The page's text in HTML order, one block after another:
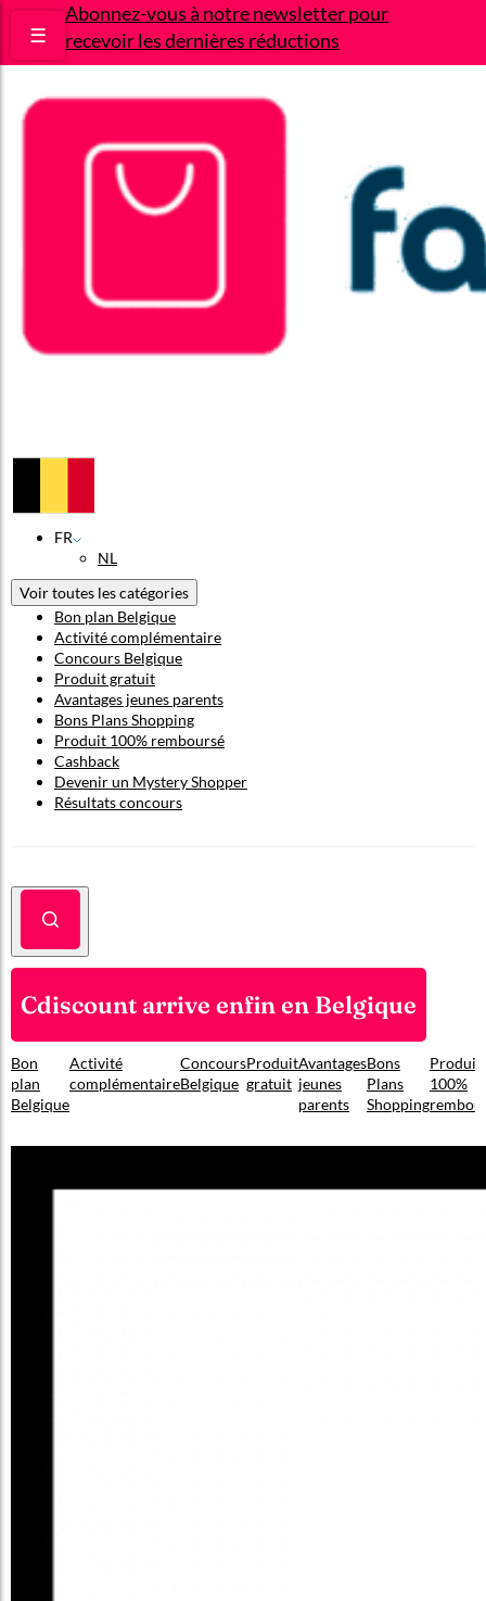
Abonnez-vous à notre newsletter pour
recevoir les dernières réductions
☰
FR
NL
Voir toutes les catégories
Bon plan Belgique
Activité complémentaire
Concours Belgique
Produit gratuit
Avantages jeunes parents
Bons Plans Shopping
Produit 100% remboursé
Cashback
Devenir un Mystery Shopper
Résultats concours
Cdiscount arrive enfin en Belgique
Bon
plan
Belgique
Activité
complémentaire
Concours
Belgique
Produit
gratuit
Avantages
jeunes
parents
Bons
Plans
Shopping
Produit
100%